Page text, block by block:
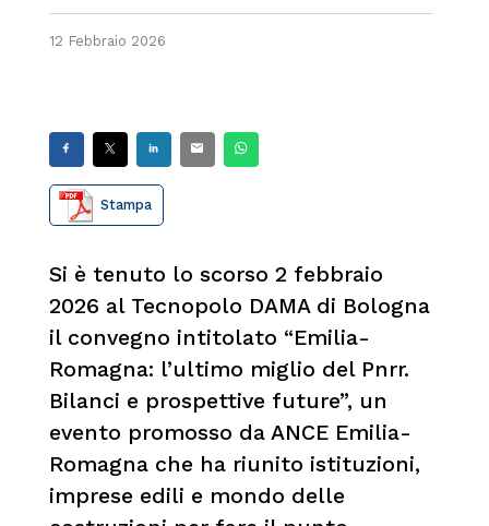
12 Febbraio 2026
Stampa
Si è tenuto lo scorso 2 febbraio
2026 al Tecnopolo DAMA di Bologna
il convegno intitolato “Emilia-
Romagna: l’ultimo miglio del Pnrr.
Bilanci e prospettive future”, un
evento promosso da ANCE Emilia-
Romagna che ha riunito istituzioni,
imprese edili e mondo delle